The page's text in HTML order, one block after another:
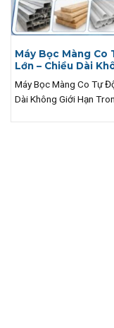
Máy Bọc Màng Co
Lớn – Chiều Dài
Máy Bọc Màng Co Tự
Dài Không Giới Hạn